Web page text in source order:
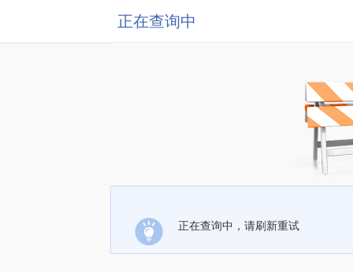
正在查询中
正在查询中，请刷新重试